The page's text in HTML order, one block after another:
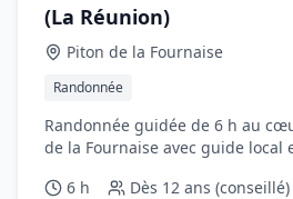
(La Réunion)
Piton de la Fournaise
Randonnée
Randonnée guidée de 6 h au
de la Fournaise avec guide local
6 h
Dès 12 ans (conseillé)